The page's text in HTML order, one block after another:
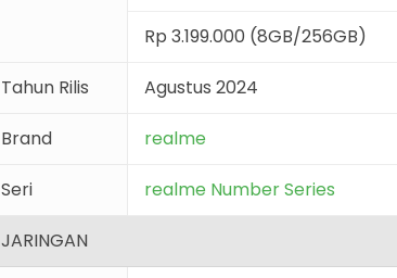
Rp 3.199.000 (8GB/256GB)
Tahun Rilis Agustus 2024
Brand realme
Seri realme Number Series
JARINGAN